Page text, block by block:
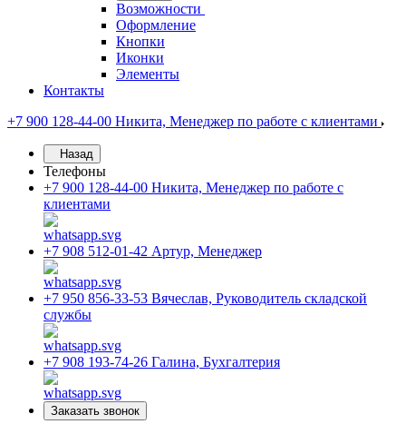
Возможности
Оформление
Кнопки
Иконки
Элементы
Контакты
+7 900 128-44-00 Никита, Менеджер по работе с клиентами
Назад
Телефоны
+7 900 128-44-00 Никита, Менеджер по работе с
клиентами
+7 908 512-01-42 Артур, Менеджер
+7 950 856-33-53 Вячеслав, Руководитель складской
службы
+7 908 193-74-26 Галина, Бухгалтерия
Заказать звонок